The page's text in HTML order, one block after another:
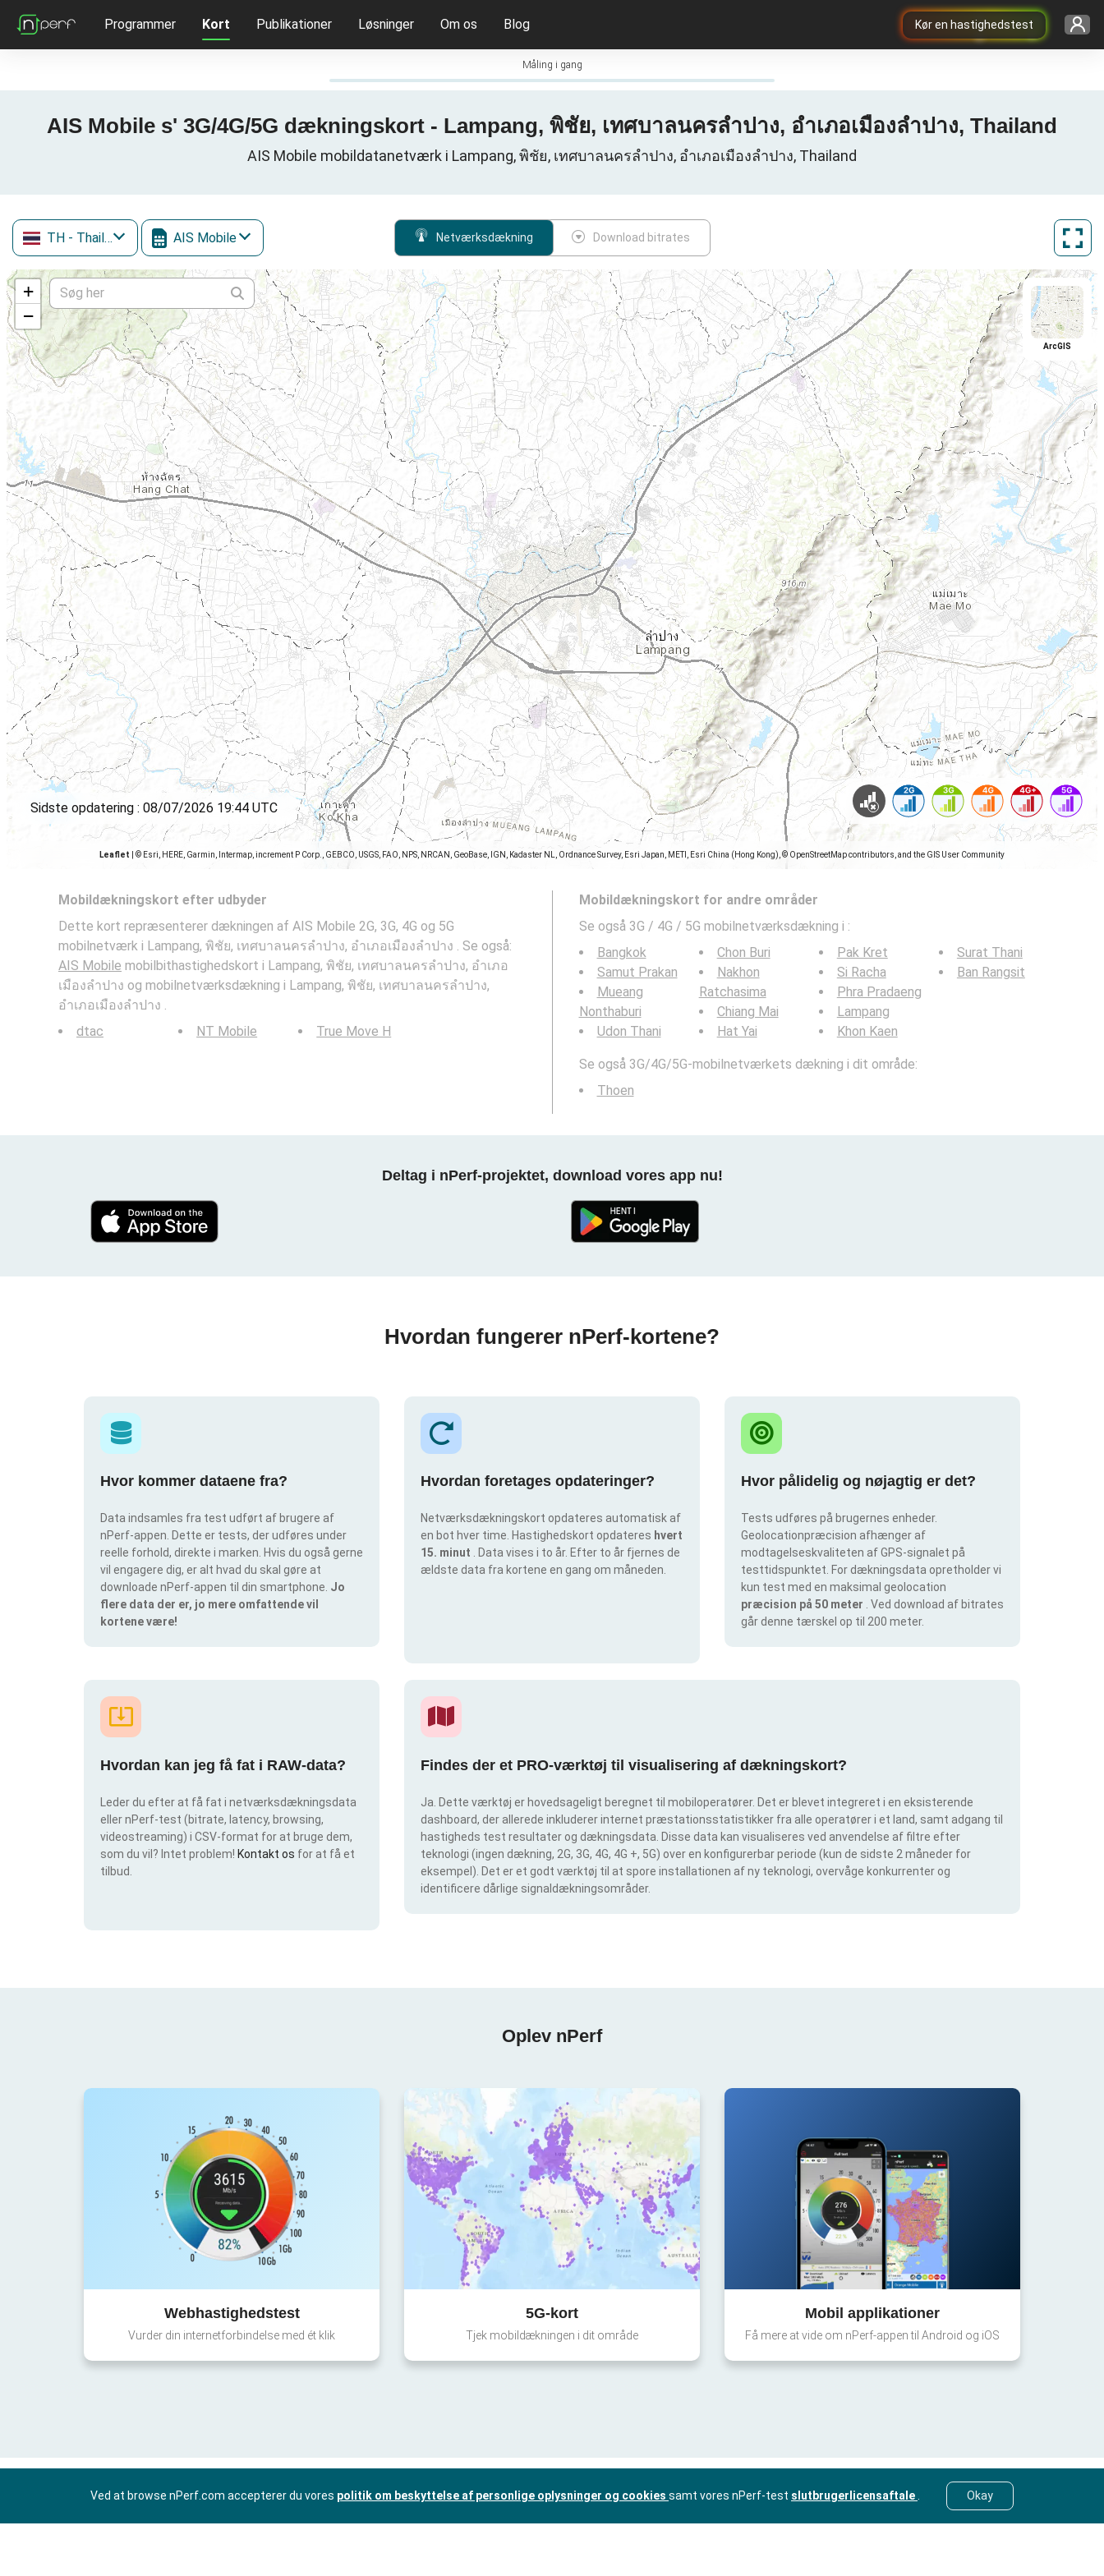
Kør en hastighedstest
Programmer Kort Publikationer Løsninger Om os Blog
Måling i gang
AIS Mobile s' 3G/4G/5G dækningskort - Lampang, พิชัย, เทศบาลนครลำปาง, อำเภอเมืองลำปาง, Thailand
AIS Mobile mobildatanetværk i Lampang, พิชัย, เทศบาลนครลำปาง, อำเภอเมืองลำปาง, Thailand
TH - Thailand AIS Mobile Netværksdækning Download bitrates
+
−
Leaflet © Esri, HERE, Garmin, Intermap, increment P Corp., GEBCO, USGS, FAO, NPS, NRCAN, GeoBase, IGN, Kadaster NL, Ordnance Survey, Esri Japan, METI, Esri China (Hong Kong), © OpenStreetMap contributors, and the GIS User Community
ArcGIS
Sidste opdatering : 08/07/2026 19:44 UTC
Mobildækningskort efter udbyder
Dette kort repræsenterer dækningen af AIS Mobile 2G, 3G, 4G og 5G
mobilnetværk i Lampang, พิชัย, เทศบาลนครลำปาง, อำเภอเมืองลำปาง . Se også:
AIS Mobile mobilbithastighedskort i Lampang, พิชัย, เทศบาลนครลำปาง, อำเภอ
เมืองลำปาง og mobilnetværksdækning i Lampang, พิชัย, เทศบาลนครลำปาง,
อำเภอเมืองลำปาง .
dtac
NT Mobile True Move H
Mobildækningskort for andre områder
Se også 3G / 4G / 5G mobilnetværksdækning i :
Bangkok
Samut Prakan
Mueang
Nonthaburi
Udon Thani
Chon Buri
Nakhon
Ratchasima
Chiang Mai
Hat Yai
Pak Kret
Si Racha
Phra Pradaeng
Lampang
Khon Kaen
Surat Thani
Ban Rangsit
Se også 3G/4G/5G-mobilnetværkets dækning i dit område:
Thoen
Deltag i nPerf-projektet, download vores app nu!
Hvordan fungerer nPerf-kortene?
Hvor kommer dataene fra?
Data indsamles fra test udført af brugere af
nPerf-appen. Dette er tests, der udføres under
reelle forhold, direkte i marken. Hvis du også gerne
vil engagere dig, er alt hvad du skal gøre at
downloade nPerf-appen til din smartphone. Jo
flere data der er, jo mere omfattende vil
kortene være!
Hvordan foretages opdateringer?
Netværksdækningskort opdateres automatisk af
en bot hver time. Hastighedskort opdateres hvert
15. minut
. Data vises i to år. Efter to år fjernes de
ældste data fra kortene en gang om måneden.
Hvor pålidelig og nøjagtig er det?
Tests udføres på brugernes enheder.
Geolocationpræcision afhænger af
modtagelseskvaliteten af GPS-signalet på
testtidspunktet. For dækningsdata opretholder vi
kun test med en maksimal geolocation
præcision på 50 meter
. Ved download af bitrates
går denne tærskel op til 200 meter.
Hvordan kan jeg få fat i RAW-data?
Leder du efter at få fat i netværksdækningsdata
eller nPerf-test (bitrate, latency, browsing,
videostreaming) i CSV-format for at bruge dem,
som du vil? Intet problem! Kontakt os for at få et
tilbud.
Findes der et PRO-værktøj til visualisering af dækningskort?
Ja. Dette værktøj er hovedsageligt beregnet til mobiloperatører. Det er blevet integreret i en eksisterende
dashboard, der allerede inkluderer internet præstationsstatistikker fra alle operatører i et land, samt adgang til
hastigheds test resultater og dækningsdata. Disse data kan visualiseres ved anvendelse af filtre efter
teknologi (ingen dækning, 2G, 3G, 4G, 4G +, 5G) over en konfigurerbar periode (kun de sidste 2 måneder for
eksempel). Det er et godt værktøj til at spore installationen af ny teknologi, overvåge konkurrenter og
identificere dårlige signaldækningsområder.
Oplev nPerf
Webhastighedstest
Vurder din internetforbindelse med ét klik
5G-kort
Tjek mobildækningen i dit område
Mobil applikationer
Få mere at vide om nPerf-appen til Android og iOS
Ved at browse nPerf.com accepterer du vores politik om beskyttelse af personlige oplysninger og cookies samt vores nPerf-test slutbrugerlicensaftale Okay